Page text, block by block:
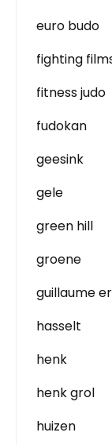
euro budo
fighting
fitness judo
fudokan
geesink
gele
green hill
groene
guillaume
hasselt
henk
henk grol
huizen